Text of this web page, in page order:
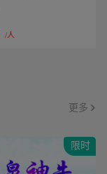
/人
更多
限时